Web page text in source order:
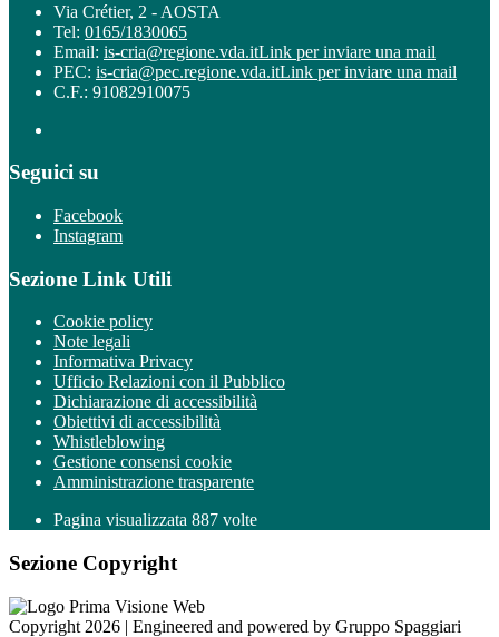
Via Crétier, 2 - AOSTA
Tel: 0165/1830065
Email: is-cria@regione.vda.itLink per inviare una mail
PEC: is-cria@pec.regione.vda.itLink per inviare una mail
C.F.: 91082910075
Seguici su
Facebook
Instagram
Sezione Link Utili
Cookie policy
Note legali
Informativa Privacy
Ufficio Relazioni con il Pubblico
Dichiarazione di accessibilità
Obiettivi di accessibilità
Whistleblowing
Gestione consensi cookie
Amministrazione trasparente
Pagina visualizzata 887 volte
Sezione Copyright
Copyright 2026 | Engineered and powered by Gruppo Spaggiari